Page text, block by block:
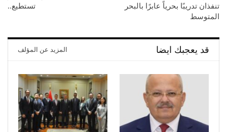
تنفذان تدريبًا بحرياً عابرًا بالبحر
المتوسط
تستطيع..
قد يعجبك ايضا المزيد عن المؤلف